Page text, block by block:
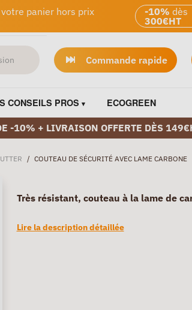
panier hors prix
-10% dès
300€HT
Commande rapide
CONSEILS PROS ECOGREEN
-10% + LIVRAISON OFFERTE DÈS
/ COUTEAU DE SÉCURITÉ AVEC LAME CARBONE
Très résistant, couteau à la lame de
Lire la description détaillée